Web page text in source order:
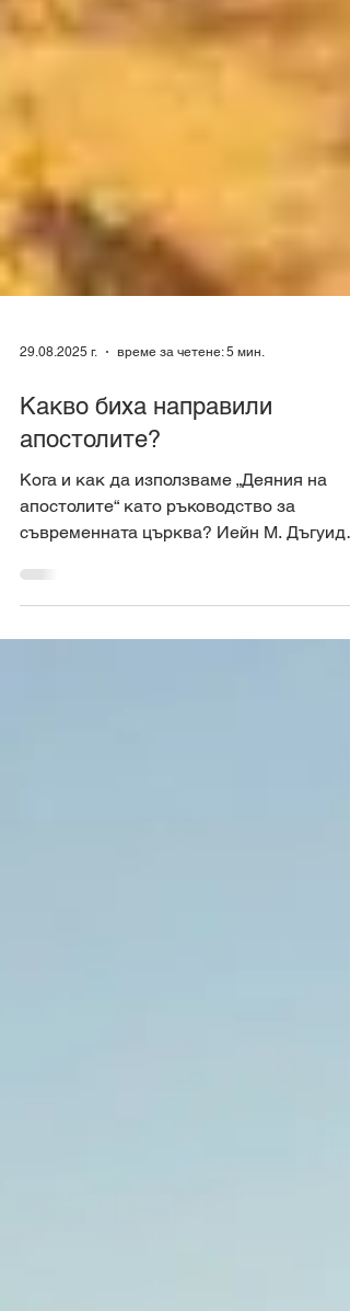
29.08.2025 г. време за четене: 5 мин.
апостолите?
Кога и как да използваме „Деяния на
съвременната църква? Иейн М. Дъгуид
(Адаптирано от:...